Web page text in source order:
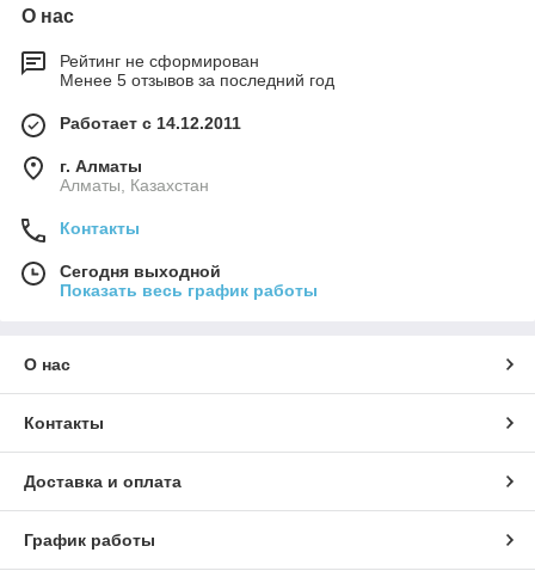
О нас
Рейтинг не сформирован
Менее 5 отзывов за последний год
Работает с 14.12.2011
г. Алматы
Алматы, Казахстан
Контакты
Сегодня выходной
Показать весь график работы
О нас
Контакты
Доставка и оплата
График работы